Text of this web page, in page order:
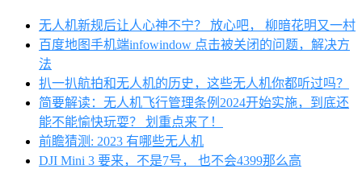
无人机新规后让人心神不宁？ 放心吧， 柳暗花明又一村
百度地图手机端infowindow 点击被关闭的问题，解决方
法
扒一扒航拍和无人机的历史，这些无人机你都听过吗？
简要解读：无人机飞行管理条例2024开始实施，到底还
能不能愉快玩耍？ 划重点来了！
前瞻猜测: 2023 有哪些无人机
DJI Mini 3 要来，不是7号， 也不会4399那么高